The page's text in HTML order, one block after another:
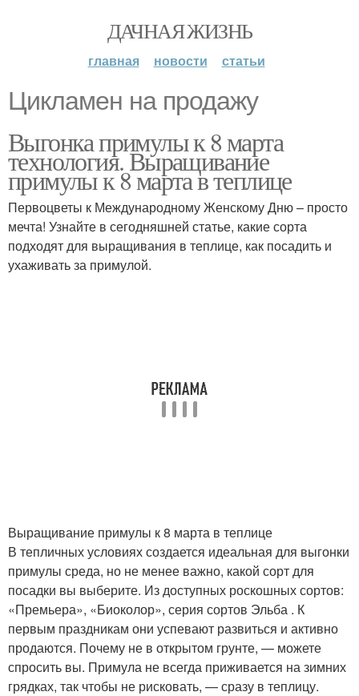
ДАЧНАЯ ЖИЗНЬ
главная новости статьи
Цикламен на продажу
Выгонка примулы к 8 марта
технология. Выращивание
примулы к 8 марта в теплице
Первоцветы к Международному Женскому Дню – просто
мечта! Узнайте в сегодняшней статье, какие сорта
подходят для выращивания в теплице, как посадить и
ухаживать за примулой.
Выращивание примулы к 8 марта в теплице
В тепличных условиях создается идеальная для выгонки
примулы среда, но не менее важно, какой сорт для
посадки вы выберите. Из доступных роскошных сортов:
«Премьера», «Биоколор», серия сортов Эльба . К
первым праздникам они успевают развиться и активно
продаются. Почему не в открытом грунте, — можете
спросить вы. Примула не всегда приживается на зимних
грядках, так чтобы не рисковать, — сразу в теплицу.